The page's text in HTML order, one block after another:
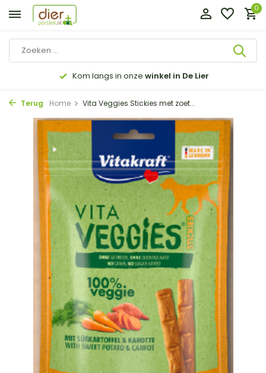
0
Kom langs in onze winkel in De Lier
Terug Home Vita Veggies Stickies met zoet...